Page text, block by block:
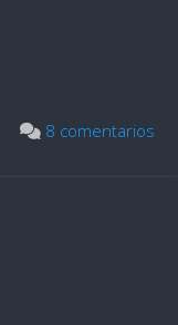
8 comentarios